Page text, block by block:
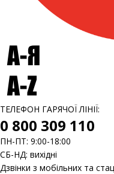
ТЕЛЕФОН ГАРЯЧОЇ ЛІНІЇ:
0 800 309 110
ПН-ПТ: 9:00-18:00
СБ-НД: вихідні
Дзвінки з мобільних та